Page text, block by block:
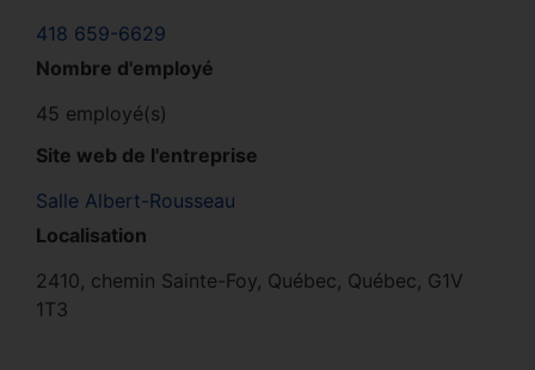
418 659-6629
Nombre d'employé
45 employé(s)
Site web de l'entreprise
Salle Albert-Rousseau
Localisation
2410, chemin Sainte-Foy, Québec, Québec, G1V
1T3